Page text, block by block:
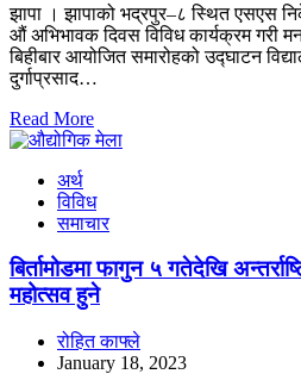
झापा । झापाको भद्रपुर–८ स्थित एसएस
औं अभिभावक दिवस विविध कार्यक्रम गरी
बिहीबार आयोजित समारोहको उद्घाटन
दुर्गाप्रसाद…
Read More
अर्थ
विविध
समाचार
बिर्तामोडमा फागुन ५ गतेदेखि
महोत्सव हुने
रोहित काफ्ले
January 18, 2023